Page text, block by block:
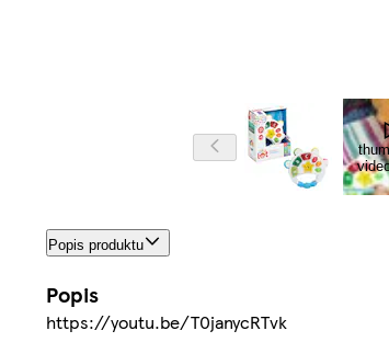
Popis produktu
Popis
https://youtu.be/T0janycRTvk